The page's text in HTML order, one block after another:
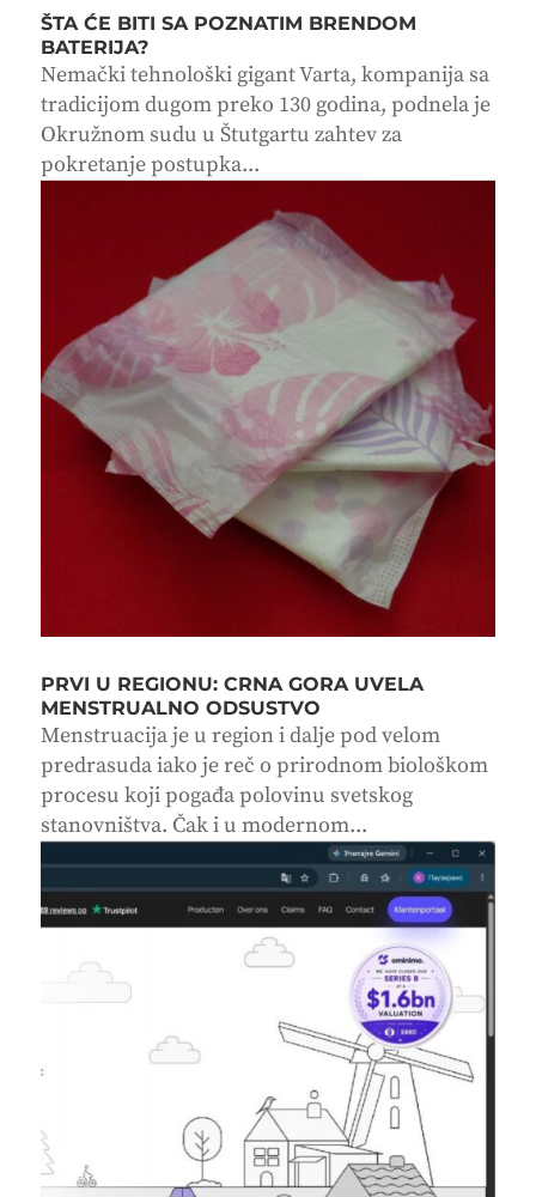
ŠTA ĆE BITI SA POZNATIM BRENDOM
BATERIJA?
Nemački tehnološki gigant Varta, kompanija sa
tradicijom dugom preko 130 godina, podnela je
Okružnom sudu u Štutgartu zahtev za
pokretanje postupka...
PRVI U REGIONU: CRNA GORA UVELA
MENSTRUALNO ODSUSTVO
Menstruacija je u region i dalje pod velom
predrasuda iako je reč o prirodnom biološkom
procesu koji pogađa polovinu svetskog
stanovništva. Čak i u modernom...